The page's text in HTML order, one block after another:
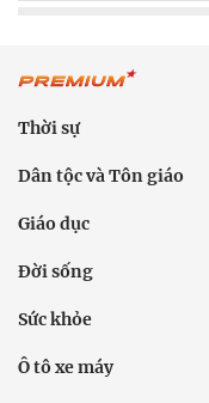
Thời sự
Dân tộc và Tôn giáo
Giáo dục
Đời sống
Sức khỏe
Ô tô xe máy